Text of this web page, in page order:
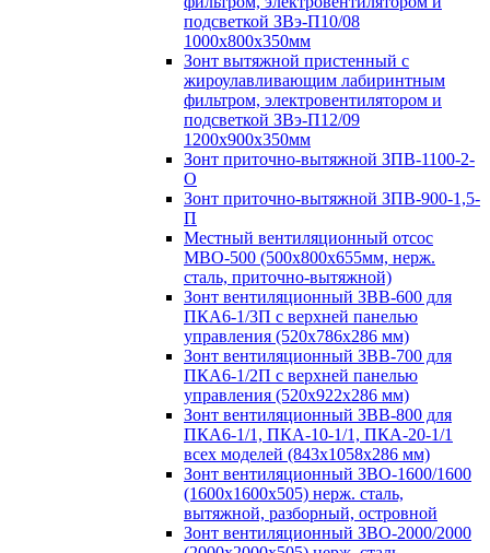
подсветкой ЗВэ-П10/08
1000х800х350мм
Зонт вытяжной пристенный с
жироулавливающим лабиринтным
фильтром, электровентилятором и
подсветкой ЗВэ-П12/09
1200х900х350мм
Зонт приточно-вытяжной ЗПВ-1100-2-
О
Зонт приточно-вытяжной ЗПВ-900-1,5-
П
Местный вентиляционный отсос
МВО-500 (500х800х655мм, нерж.
сталь, приточно-вытяжной)
Зонт вентиляционный ЗВВ-600 для
ПКА6-1/3П с верхней панелью
управления (520х786х286 мм)
Зонт вентиляционный ЗВВ-700 для
ПКА6-1/2П с верхней панелью
управления (520х922х286 мм)
Зонт вентиляционный ЗВВ-800 для
ПКА6-1/1, ПКА-10-1/1, ПКА-20-1/1
всех моделей (843х1058х286 мм)
Зонт вентиляционный ЗВО-1600/1600
(1600х1600х505) нерж. сталь,
вытяжной, разборный, островной
Зонт вентиляционный ЗВО-2000/2000